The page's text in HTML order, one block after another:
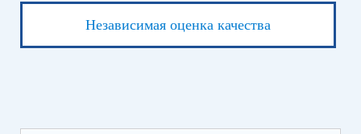
Независимая оценка качества